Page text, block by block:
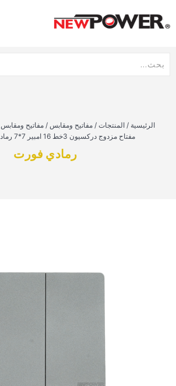
الرئيسية / المنتجات / مفاتيح ومقابس / مفاتيح
مفتاح مزدوج دركسيون 3خط 16 امبير 7*7 رمادي نيوباور فورت
رمادي فورت